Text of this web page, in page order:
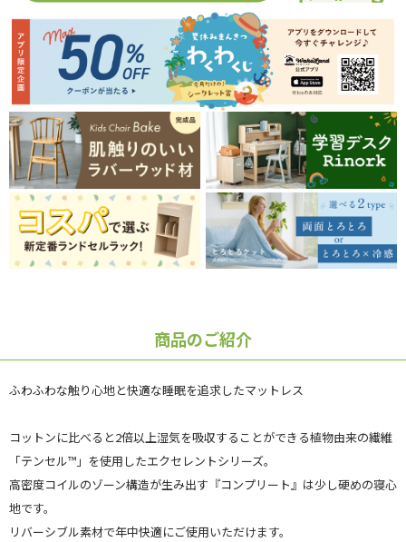
商品のご紹介
ふわふわな触り心地と快適な睡眠を追求したマットレス
コットンに比べると2倍以上湿気を吸収することができる植物由来の繊維
「テンセル™」を使用したエクセレントシリーズ。
高密度コイルのゾーン構造が生み出す『コンプリート』は少し硬めの寝心
地です。
リバーシブル素材で年中快適にご使用いただけます。